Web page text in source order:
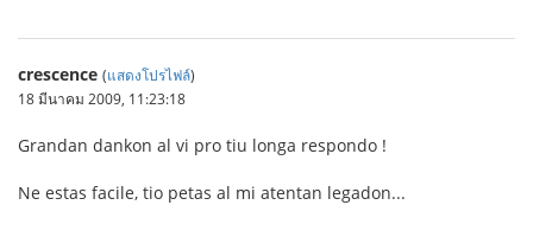
crescence (แสดงโปรไฟล์)
18 มีนาคม 2009, 11:23:18
Grandan dankon al vi pro tiu longa respondo !
Ne estas facile, tio petas al mi atentan legadon...